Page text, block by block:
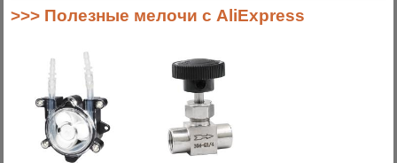
>>> Полезные мелочи с AliExpress